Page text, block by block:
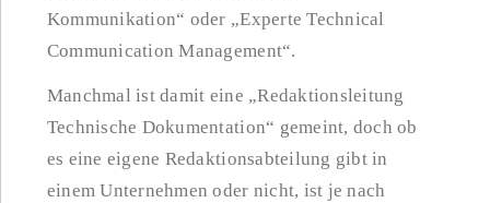
Kommunikation“ oder „Experte Technical
Communication Management“.
Manchmal ist damit eine „Redaktionsleitung
Technische Dokumentation“ gemeint, doch ob
es eine eigene Redaktionsabteilung gibt in
einem Unternehmen oder nicht, ist je nach